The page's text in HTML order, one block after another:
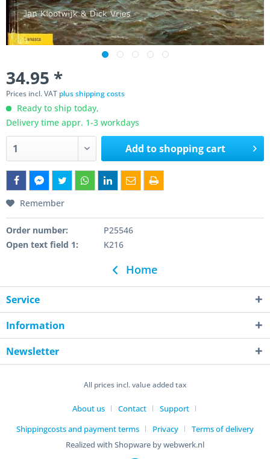
34.95 *
Prices incl. VAT plus shipping costs
Ready to ship today,
Delivery time appr. 1-3 workdays
Add toshopping cart
Remember
Order number:
P25546
Open text field 1:
K216
Home
Service
Information
Newsletter
All prices incl. value added tax
About us Contact
Support
Shippingcosts and payment terms
Privacy
Terms of delivery
Realized with Shopware by webwerk.nl